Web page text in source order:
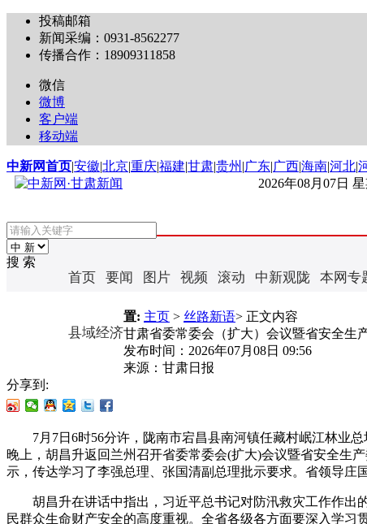
投稿邮箱
新闻采编：0931-8562277
传播合作：18909311858
微信
微博
客户端
移动端
中新网首页|安徽|北京|重庆|福建|甘肃|贵州 |广东|广西|海南|河北|
2026年08月07日
搜 索
首页 要闻 图片 视频 滚动 中新观陇 本网专
县域经济
置: 主页 > 丝路新语> 正文内容
甘肃省委常委会（扩大）会议暨省安全生
发布时间： 2026年07月08日 09:56
来源： 甘肃日报
分享到:
7月7日6时56分许，陇南市宕昌县南河镇任藏村岷江林业总
晚上，胡昌升返回兰州召开省委常委会(扩大)会议暨省安全生
示，传达学习了李强总理、张国清副总理批示要求。省领导庄
胡昌升在讲话中指出，习近平总书记对防汛救灾工作作出的
民群众生命财产安全的高度重视。全省各级各方面要深入学